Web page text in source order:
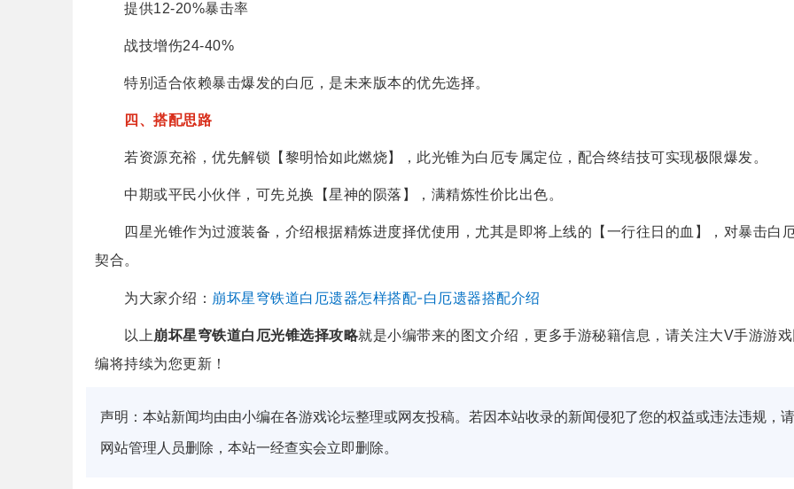
提供12-20%暴击率
战技增伤24-40%
特别适合依赖暴击爆发的白厄，是未来版本的优先选择。
四、搭配思路
若资源充裕，优先解锁【黎明恰如此燃烧】，此光锥为白厄专属定位，配合终结技可实现极限爆发。
中期或平民小伙伴，可先兑换【星神的陨落】，满精炼性价比出色。
四星光锥作为过渡装备，介绍根据精炼进度择优使用，尤其是即将上线的【一行往日的血】，对暴击白
契合。
为大家介绍： 崩坏星穹铁道白厄遗器怎样搭配-白厄遗器搭配介绍
以上 崩坏星穹铁道白厄光锥选择攻略就是小编带来的图文介绍，更多手游秘籍信息，请关注大V手游游
编将持续为您更新！
声明：本站新闻均由由小编在各游戏论坛整理或网友投稿。若因本站收录的新闻侵犯了您的权益或违法违规，
网站管理人员删除，本站一经查实会立即删除。